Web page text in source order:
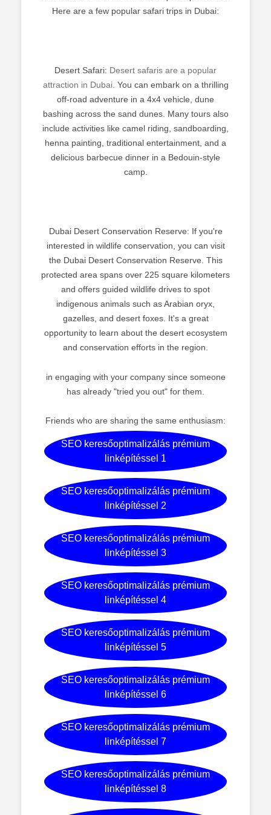
Here are a few popular safari trips in Dubai:
Desert Safari: Desert safaris are a popular
attraction in Dubai. You can embark on a thrilling
off-road adventure in a 4x4 vehicle, dune
bashing across the sand dunes. Many tours also
include activities like camel riding, sandboarding,
henna painting, traditional entertainment, and a
delicious barbecue dinner in a Bedouin-style
camp.
Dubai Desert Conservation Reserve: If you're
interested in wildlife conservation, you can visit
the Dubai Desert Conservation Reserve. This
protected area spans over 225 square kilometers
and offers guided wildlife drives to spot
indigenous animals such as Arabian oryx,
gazelles, and desert foxes. It's a great
opportunity to learn about the desert ecosystem
and conservation efforts in the region.
in engaging with your company since someone
has already "tried you out" for them.
Friends who are sharing the same enthusiasm:
SEO keresőoptimalizálás prémium
linképítéssel 1
SEO keresőoptimalizálás prémium
linképítéssel 2
SEO keresőoptimalizálás prémium
linképítéssel 3
SEO keresőoptimalizálás prémium
linképítéssel 4
SEO keresőoptimalizálás prémium
linképítéssel 5
SEO keresőoptimalizálás prémium
linképítéssel 6
SEO keresőoptimalizálás prémium
linképítéssel 7
SEO keresőoptimalizálás prémium
linképítéssel 8